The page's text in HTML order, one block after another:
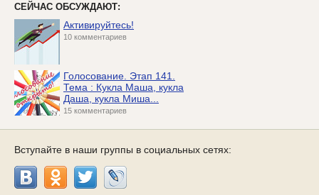
СЕЙЧАС ОБСУЖДАЮТ:
Активируйтесь!
10 комментариев
Голосование. Этап 141.
Тема : Кукла Маша, кукла
Даша, кукла Миша...
15 комментариев
Вступайте в наши группы в социальных сетях: